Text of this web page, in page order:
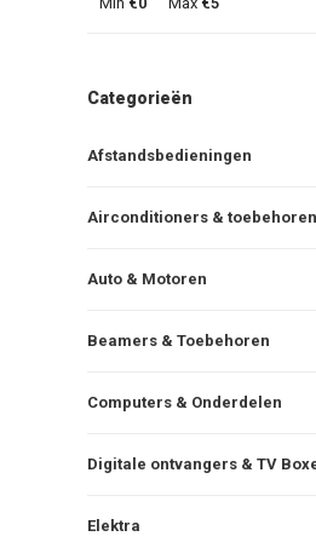
Categorieën
Afstandsbedieningen
Airconditioners & toebehoren
Auto & Motoren
Beamers & Toebehoren
Computers & Onderdelen
Digitale ontvangers & TV
Elektra